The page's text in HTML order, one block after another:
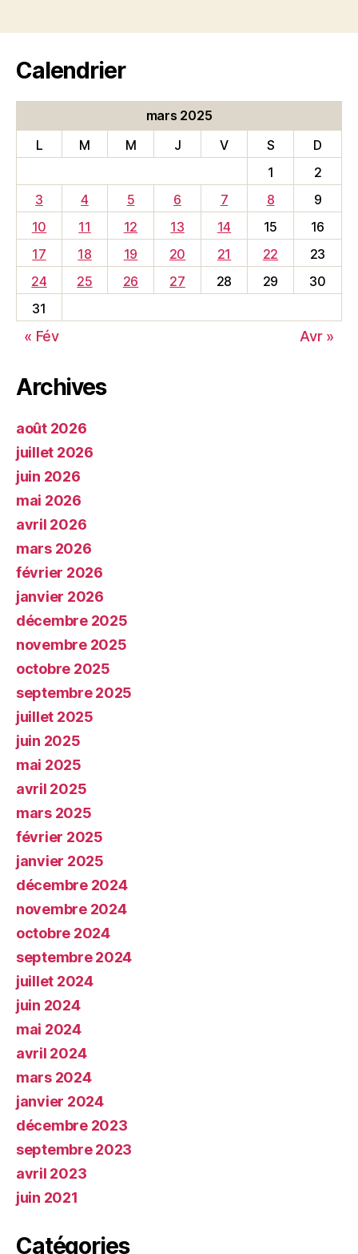
Calendrier
mars 2025
L
M M J V S
D
1
2
3
4 5 6 7 8
9
10
11 12 13 14 15
16
17
18 19 20 21 22
23
24
25 26 27 28 29
30
31
« Fév Avr »
Archives
août 2026
juillet 2026
juin 2026
mai 2026
avril 2026
mars 2026
février 2026
janvier 2026
décembre 2025
novembre 2025
octobre 2025
septembre 2025
juillet 2025
juin 2025
mai 2025
avril 2025
mars 2025
février 2025
janvier 2025
décembre 2024
novembre 2024
octobre 2024
septembre 2024
juillet 2024
juin 2024
mai 2024
avril 2024
mars 2024
janvier 2024
décembre 2023
septembre 2023
avril 2023
juin 2021
Catégories